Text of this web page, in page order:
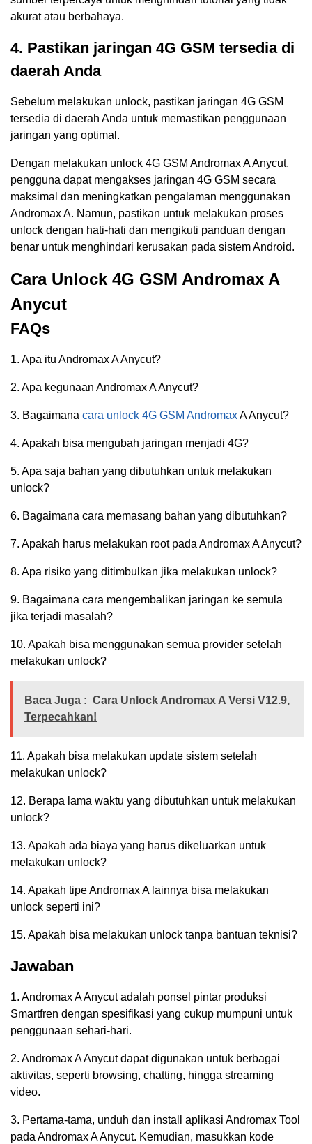
akurat atau berbahaya.
4. Pastikan jaringan 4G GSM tersedia di
daerah Anda
Sebelum melakukan unlock, pastikan jaringan 4G GSM
tersedia di daerah Anda untuk memastikan penggunaan
jaringan yang optimal.
Dengan melakukan unlock 4G GSM Andromax A Anycut,
pengguna dapat mengakses jaringan 4G GSM secara
maksimal dan meningkatkan pengalaman menggunakan
Andromax A. Namun, pastikan untuk melakukan proses
unlock dengan hati-hati dan mengikuti panduan dengan
benar untuk menghindari kerusakan pada sistem Android.
Cara Unlock 4G GSM Andromax A
Anycut
FAQs
1. Apa itu Andromax A Anycut?
2. Apa kegunaan Andromax A Anycut?
3. Bagaimana cara unlock 4G GSM AndromaxA Anycut?
4. Apakah bisa mengubah jaringan menjadi 4G?
5. Apa saja bahan yang dibutuhkan untuk melakukan
unlock?
6. Bagaimana cara memasang bahan yang dibutuhkan?
7. Apakah harus melakukan root pada Andromax A Anycut?
8. Apa risiko yang ditimbulkan jika melakukan unlock?
9. Bagaimana cara mengembalikan jaringan ke semula
jika terjadi masalah?
10. Apakah bisa menggunakan semua provider setelah
melakukan unlock?
Baca Juga : Cara Unlock Andromax A Versi V12.9,
Terpecahkan!
11. Apakah bisa melakukan update sistem setelah
melakukan unlock?
12. Berapa lama waktu yang dibutuhkan untuk melakukan
unlock?
13. Apakah ada biaya yang harus dikeluarkan untuk
melakukan unlock?
14. Apakah tipe Andromax A lainnya bisa melakukan
unlock seperti ini?
15. Apakah bisa melakukan unlock tanpa bantuan teknisi?
Jawaban
1. Andromax A Anycut adalah ponsel pintar produksi
Smartfren dengan spesifikasi yang cukup mumpuni untuk
penggunaan sehari-hari.
2. Andromax A Anycut dapat digunakan untuk berbagai
aktivitas, seperti browsing, chatting, hingga streaming
video.
3. Pertama-tama, unduh dan install aplikasi Andromax Tool
pada Andromax A Anycut. Kemudian, masukkan kode